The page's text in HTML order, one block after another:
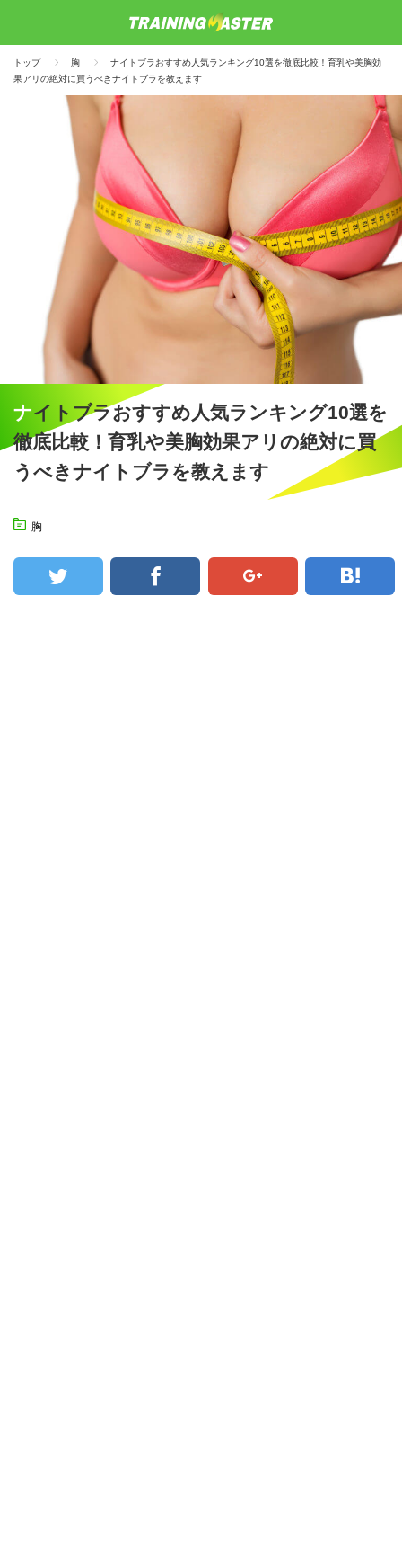
トップ 胸
ナイトブラおすすめ人気ランキング10選を徹底比較！育乳や美胸効
果アリの絶対に買うべきナイトブラを教えます
ナイトブラおすすめ人気ランキング10選を
徹底比較！育乳や美胸効果アリの絶対に買
うべきナイトブラを教えます
胸